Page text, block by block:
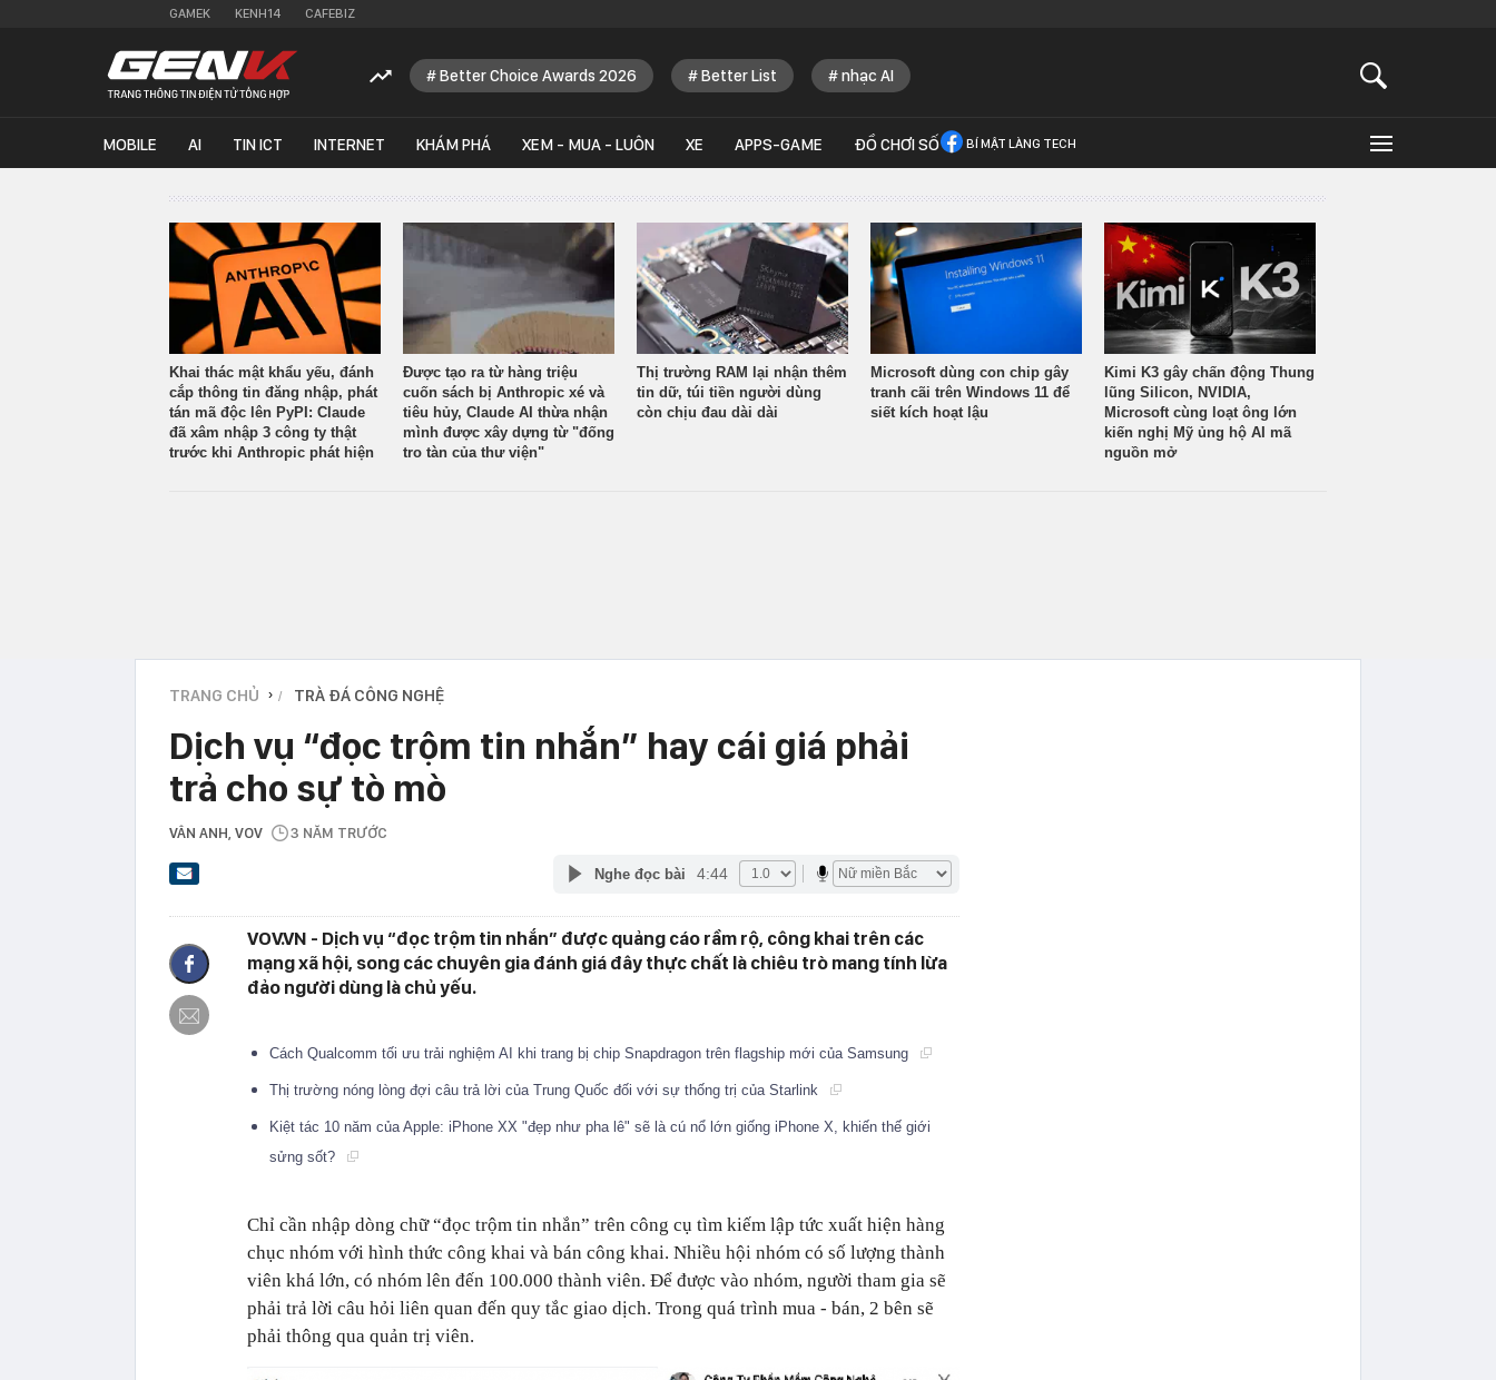
GAMEK KENH14 CAFEBIZ
Better Choice Awards 2026 Better List nhạc AI
MOBILE AI TIN ICT INTERNET KHÁM PHÁ XEM - MUA - LUÔN XE APPS-GAME ĐỒ CHƠI SỐ BÍ MẬT LÀNG TECH
Khai thác mật khẩu yếu, đánh
cắp thông tin đăng nhập, phát
tán mã độc lên PyPI: Claude
đã xâm nhập 3 công ty thật
trước khi Anthropic phát hiện
Được tạo ra từ hàng triệu
cuốn sách bị Anthropic xé và
tiêu hủy, Claude AI thừa nhận
mình được xây dựng từ "đống
tro tàn của thư viện"
Thị trường RAM lại nhận thêm
tin dữ, túi tiền người dùng
còn chịu đau dài dài
Microsoft dùng con chip gây
tranh cãi trên Windows 11 để
siết kích hoạt lậu
Kimi K3 gây chấn động Thung
lũng Silicon, NVIDIA,
Microsoft cùng loạt ông lớn
kiến nghị Mỹ ủng hộ AI mã
nguồn mở
TRANG CHỦ › TRÀ ĐÁ CÔNG NGHỆ
Dịch vụ “đọc trộm tin nhắn” hay cái giá phải
trả cho sự tò mò
VÂN ANH , VOV 3 NĂM TRƯỚC
Nghe đọc bài 4:44
VOV.VN - Dịch vụ “đọc trộm tin nhắn” được quảng cáo rầm rộ, công khai trên các
mạng xã hội, song các chuyên gia đánh giá đây thực chất là chiêu trò mang tính lừa
đảo người dùng là chủ yếu.
Cách Qualcomm tối ưu trải nghiệm AI khi trang bị chip Snapdragon trên flagship mới của Samsung
Thị trường nóng lòng đợi câu trả lời của Trung Quốc đối với sự thống trị của Starlink
Kiệt tác 10 năm của Apple: iPhone XX "đẹp như pha lê" sẽ là cú nổ lớn giống iPhone X, khiến thế giới
sửng sốt?
Chỉ cần nhập dòng chữ “đọc trộm tin nhắn” trên công cụ tìm kiếm lập tức xuất hiện hàng
chục nhóm với hình thức công khai và bán công khai. Nhiều hội nhóm có số lượng thành
viên khá lớn, có nhóm lên đến 100.000 thành viên. Để được vào nhóm, người tham gia sẽ
phải trả lời câu hỏi liên quan đến quy tắc giao dịch. Trong quá trình mua - bán, 2 bên sẽ
phải thông qua quản trị viên.